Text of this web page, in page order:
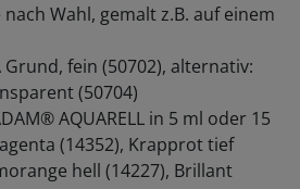
Wahl, gemalt z.B. auf einem
Grund, fein (50702), alternativ:
(50704)
AQUARELL in 5 ml oder 15
(14352), Krapprot tief
hell (14227), Brillant